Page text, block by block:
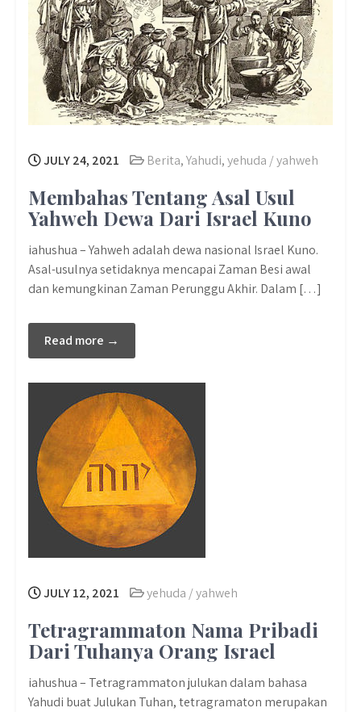
JULY 24, 2021 Berita,Yahudi,yehuda / yahweh
Membahas Tentang Asal Usul
Yahweh Dewa Dari Israel Kuno
iahushua – Yahweh adalah dewa nasional Israel Kuno.
Asal-usulnya setidaknya mencapai Zaman Besi awal
dan kemungkinan Zaman Perunggu Akhir. Dalam […]
Read more →
JULY 12, 2021 yehuda / yahweh
Tetragrammaton Nama Pribadi
Dari Tuhanya Orang Israel
iahushua – Tetragrammaton julukan dalam bahasa
Yahudi buat Julukan Tuhan, tetragramaton merupakan